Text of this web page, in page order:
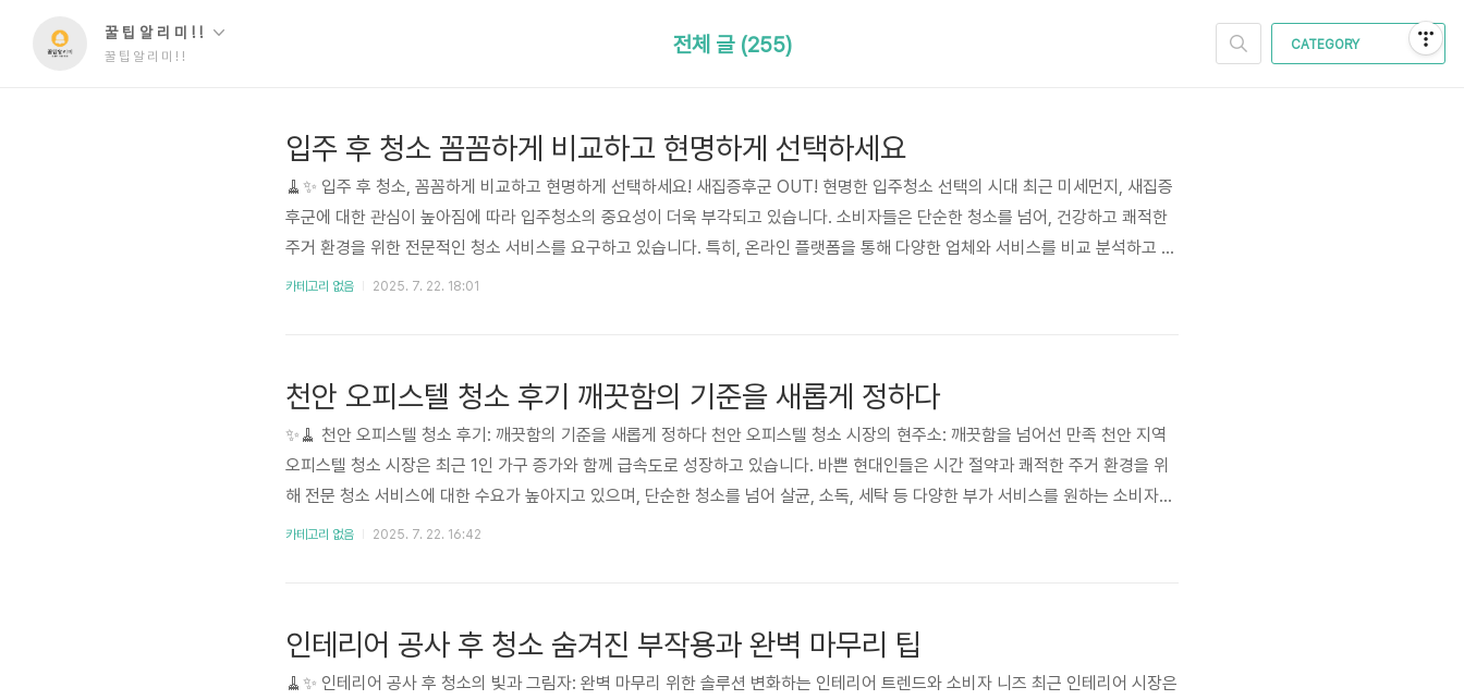
꿀 팁 알 리 미 ! !
꿀 팁 알 리 미 ! !
CATEGORY
전체 글 (255)
입주 후 청소 꼼꼼하게 비교하고 현명하게 선택하세요
🧹✨ 입주 후 청소, 꼼꼼하게 비교하고 현명하게 선택하세요! 새집증후군 OUT! 현명한 입주청소 선택의 시대 최근 미세먼지, 새집증
후군에 대한 관심이 높아짐에 따라 입주청소의 중요성이 더욱 부각되고 있습니다. 소비자들은 단순한 청소를 넘어, 건강하고 쾌적한
주거 환경을 위한 전문적인 청소 서비스를 요구하고 있습니다. 특히, 온라인 플랫폼을 통해 다양한 업체와 서비스를 비교 분석하고 선
택하는 것이 가능해졌지만, 정보의 홍수 속에서 현명한 선택을 하는 것은 쉽지 않습니다. 이 글에서는 입주청소 서비스 선택에 필요한
카테고리 없음 2025. 7. 22. 18:01
천안 오피스텔 청소 후기 깨끗함의 기준을 새롭게 정하다
✨🧹 천안 오피스텔 청소 후기: 깨끗함의 기준을 새롭게 정하다 천안 오피스텔 청소 시장의 현주소: 깨끗함을 넘어선 만족 천안 지역
오피스텔 청소 시장은 최근 1인 가구 증가와 함께 급속도로 성장하고 있습니다. 바쁜 현대인들은 시간 절약과 쾌적한 주거 환경을 위
해 전문 청소 서비스에 대한 수요가 높아지고 있으며, 단순한 청소를 넘어 살균, 소독, 세탁 등 다양한 부가 서비스를 원하는 소비자들
이 늘고 있습니다. 소비자들은 단순히 '깨끗함' 뿐 아니라, 친환경적인 세제 사용, 전문적인 기술력, 신뢰할 수 있는 서비스 제공 등에
카테고리 없음 2025. 7. 22. 16:42
인테리어 공사 후 청소 숨겨진 부작용과 완벽 마무리 팁
🧹✨ 인테리어 공사 후 청소의 빛과 그림자: 완벽 마무리 위한 솔루션 변화하는 인테리어 트렌드와 소비자 니즈 최근 인테리어 시장은